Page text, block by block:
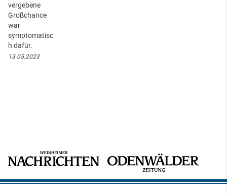
vergebene
Großchance
war
symptomatisc
h dafür.
13.05.2023